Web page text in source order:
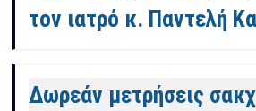
τον ιατρό κ. Παντελή
Δωρεάν μετρήσεις